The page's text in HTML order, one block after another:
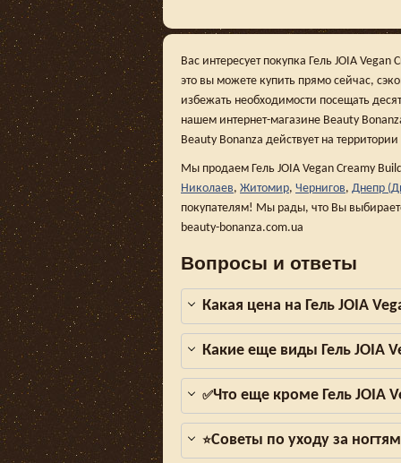
Вас интересует покупка Гель JOIA
это вы можете купить прямо сейчас,
избежать необходимости посещать
нашем интернет-магазине Beauty
Beauty Bonanza действует на
Мы продаем Гель JOIA Vegan Creamy
Николаев, Житомир, Чернигов, Днепр
покупателям! Мы рады, что Вы
beauty-bonanza.com.ua
Вопросы и ответы
Какая цена на Гель JOIA
Какие еще виды Гель JOIA
✅Что еще кроме Гель JOIA
⭐Советы по уходу за